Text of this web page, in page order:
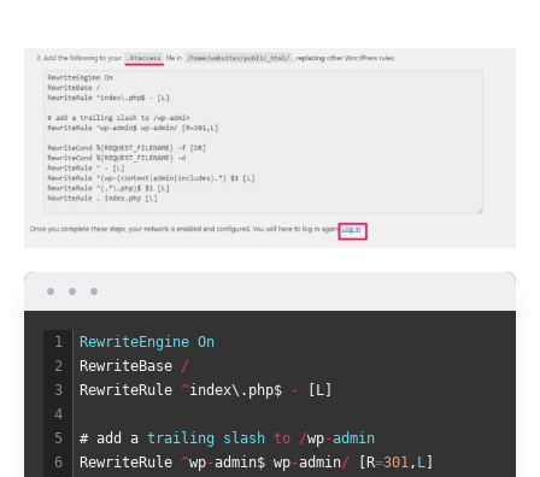
1
2
3
4
5
6
RewriteEngine On
RewriteBase /
RewriteRule ^index\ . php$ - L
# add a trailing slash to /wp-admin
RewriteRule ^wp-admin$ wp-admin/ R=301, L